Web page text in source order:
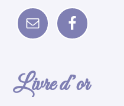
Livre d’or